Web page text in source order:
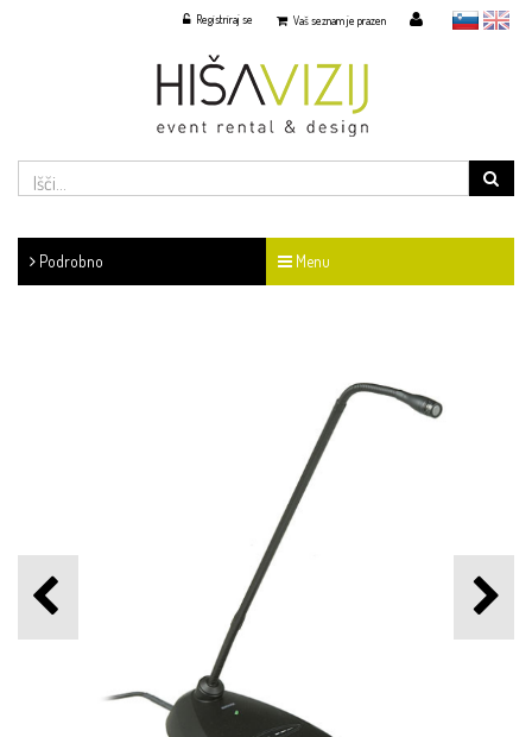
slovensko
English
Vaš seznam je prazen
Registriraj se
Podrobno Menu